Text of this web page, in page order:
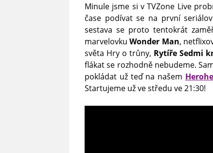
Minule jsme si v TVZone Live
čase podívat se na první
sestava se proto tentokrát
marvelovkuWonder Man,
světa Hry o trůny, Rytíře Sedmi
flákat se rozhodně nebudeme.
pokládat už teď na našem
Startujeme už ve středu ve 21:30!